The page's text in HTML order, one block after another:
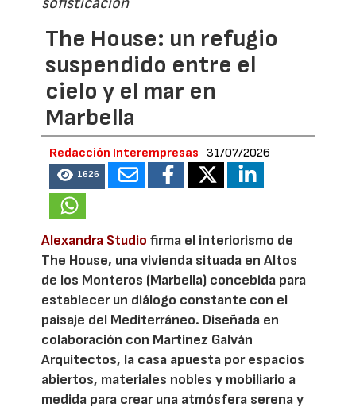
The House: un refugio
suspendido entre el
cielo y el mar en
Marbella
Redacción Interempresas 31/07/2026
1626
Alexandra Studio firma el interiorismo de
The House, una vivienda situada en Altos
de los Monteros (Marbella) concebida para
establecer un diálogo constante con el
paisaje del Mediterráneo. Diseñada en
colaboración con Martinez Galván
Arquitectos, la casa apuesta por espacios
abiertos, materiales nobles y mobiliario a
medida para crear una atmósfera serena y